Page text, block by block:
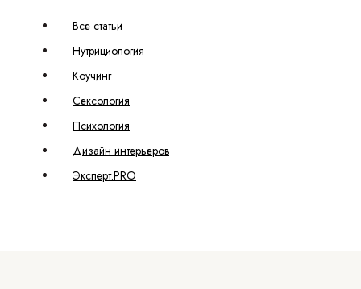
Все статьи
Нутрициология
Коучинг
Сексология
Психология
Дизайн интерьеров
Эксперт.PRO